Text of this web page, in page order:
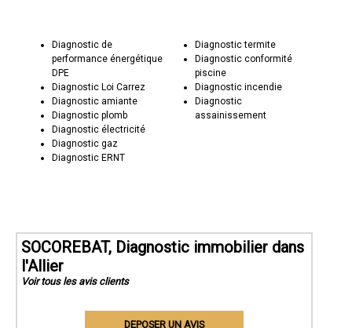
Diagnostic de
performance énergétique
DPE
Diagnostic Loi Carrez
Diagnostic amiante
Diagnostic plomb
Diagnostic électricité
Diagnostic gaz
Diagnostic ERNT
Diagnostic termite
Diagnostic conformité
piscine
Diagnostic incendie
Diagnostic
assainissement
SOCOREBAT, Diagnostic immobilier dans
l'Allier
Voir tous les avis clients
DEPOSER UN AVIS